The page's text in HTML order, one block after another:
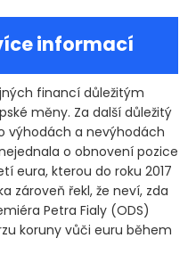
informací
financí důležitým
měny. Za další důležitý
výhodách a nevýhodách
o obnovení pozice
eura, kterou do roku 2017
zároveň řekl, že neví, zda
Petra Fialy (ODS)
koruny vůči euru během